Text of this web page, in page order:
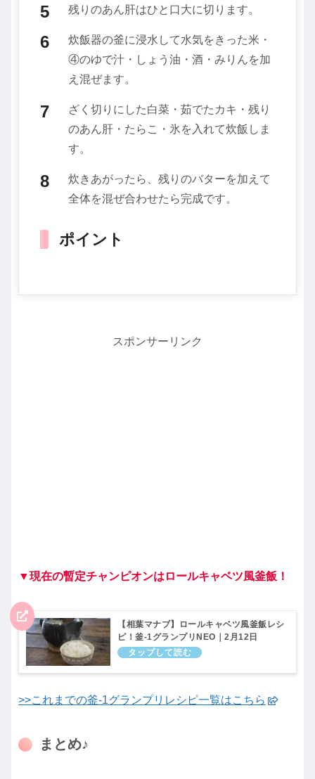
残りのあん肝はひと口大に切ります。
炊飯器の釜に浸水して水気をきった米・
④のゆで汁・しょう油・酒・みりんを加
え混ぜます。
ざく切りにした白菜・茹でたカキ・残り
のあん肝・たらこ・氷を入れて炊飯しま
す。
炊きあがったら、残りのバターを加えて
全体を混ぜ合わせたら完成です。
ポイント
スポンサーリンク
▼現在の暫定チャンピオンはロールキャベツ風釜飯！
【相葉マナブ】ロールキャベツ風釜飯レシ
ピ！釜-1グランプリNEO｜2月12日
>>これまでの釜-1グランプリレシピ一覧はこちら
まとめ♪